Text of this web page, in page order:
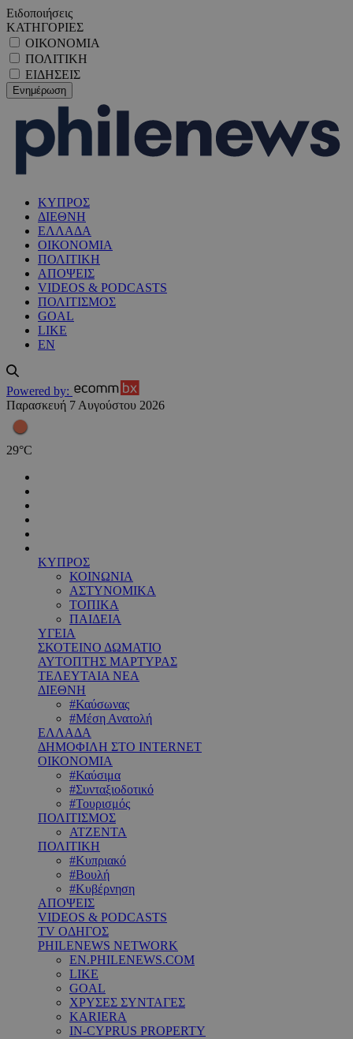
Ειδοποιήσεις
ΚΑΤΗΓΟΡΙΕΣ
ΟΙΚΟΝΟΜΙΑ
ΠΟΛΙΤΙΚΗ
ΕΙΔΗΣΕΙΣ
ΚΥΠΡΟΣ
ΔΙΕΘΝΗ
ΕΛΛΑΔΑ
ΟΙΚΟΝΟΜΙΑ
ΠΟΛΙΤΙΚΗ
ΑΠΟΨΕΙΣ
VIDEOS & PODCASTS
ΠΟΛΙΤΙΣΜΟΣ
GOAL
LIKE
EN
Powered by:
Παρασκευή 7 Αυγούστου 2026
29°C
ΚΥΠΡΟΣ
ΚΟΙΝΩΝΙΑ
ΑΣΤΥΝΟΜΙΚΑ
ΤΟΠΙΚΑ
ΠΑΙΔΕΙΑ
ΥΓΕΙΑ
ΣΚΟΤΕΙΝΟ ΔΩΜΑΤΙΟ
ΑΥΤΟΠΤΗΣ ΜΑΡΤΥΡΑΣ
ΤΕΛΕΥΤΑΙΑ ΝΕΑ
ΔΙΕΘΝΗ
#Καύσωνας
#Μέση Ανατολή
ΕΛΛΑΔΑ
ΔΗΜΟΦΙΛΗ ΣΤΟ INTERNET
ΟΙΚΟΝΟΜΙΑ
#Καύσιμα
#Συνταξιοδοτικό
#Τουρισμός
ΠΟΛΙΤΙΣΜΟΣ
ΑΤΖΕΝΤΑ
ΠΟΛΙΤΙΚΗ
#Κυπριακό
#Βουλή
#Κυβέρνηση
ΑΠΟΨΕΙΣ
VIDEOS & PODCASTS
TV ΟΔΗΓΟΣ
PHILENEWS NETWORK
EN.PHILENEWS.COM
LIKE
GOAL
ΧΡΥΣΕΣ ΣΥΝΤΑΓΕΣ
KARIERA
IN-CYPRUS PROPERTY